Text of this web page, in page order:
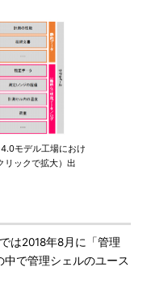
モデル工場におけ
リックで拡大）出
は2018年8月に「管理
で管理シェルのユース